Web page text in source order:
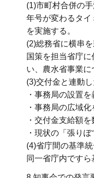
(1)市町村合併の
年号が変わるタ
を実施する。
(2)総務省に横串
国策を担当省庁
い、農水省事業に
(3)交付金と連動
・事務局の設置
・事務局の広域化
・交付金支給額
・現状の「張り
(4)省庁間の基準
同一省庁内です